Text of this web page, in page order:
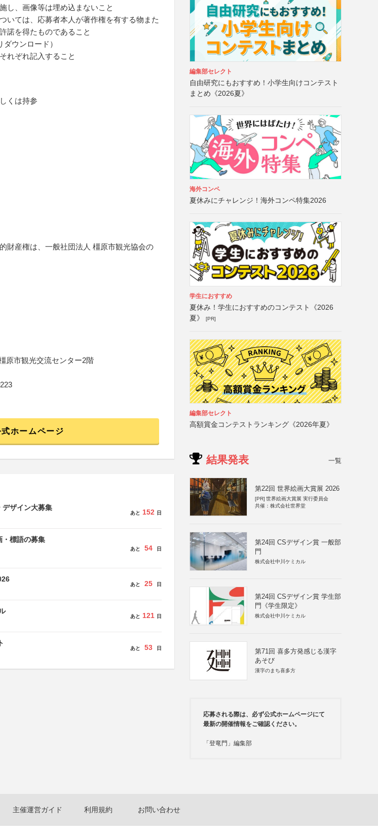
し、画像等は埋め込まないこと
いては、応募者本人が著作権を有する物また
諾を得たものであること
ウンロード）
れぞれ記入すること
くは持参
財産権は、一般社団法人 橿原市観光協会の
原市観光交流センター2階
式ホームページ
デザイン大募集
あと 152 日
・標語の募集
あと 54 日
あと 25 日
あと 121 日
あと 53 日
編集部セレクト
自由研究にもおすすめ！小学生向けコンテスト
まとめ《2026夏》
海外コンペ
夏休みにチャレンジ！海外コンペ特集2026
学生におすすめ
夏休み！学生におすすめのコンテスト《2026
夏》
[PR]
編集部セレクト
高額賞金コンテストランキング《2026年夏》
結果発表 一覧
第22回 世界絵画大賞展 2026
[PR] 世界絵画大賞展 実行委員会
共催：株式会社世界堂
第24回 CSデザイン賞 一般部
門
株式会社中川ケミカル
第24回 CSデザイン賞 学生部
門《学生限定》
株式会社中川ケミカル
第71回 喜多方発感じる漢字
あそび
漢字のまち喜多方
応募される際は、必ず公式ホームページにて
最新の開催情報をご確認ください。
「登竜門」編集部
主催運営ガイド 利用規約 お問い合わせ